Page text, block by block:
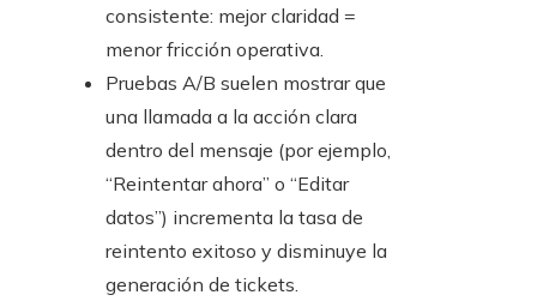
consistente: mejor claridad =
menor fricción operativa.
Pruebas A/B suelen mostrar que
una llamada a la acción clara
dentro del mensaje (por ejemplo,
“Reintentar ahora” o “Editar
datos”) incrementa la tasa de
reintento exitoso y disminuye la
generación de tickets.